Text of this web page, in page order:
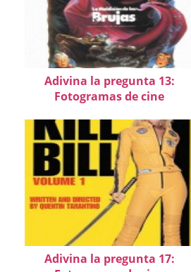
Adivina la pregunta 13:
Fotogramas de cine
Adivina la pregunta 17: